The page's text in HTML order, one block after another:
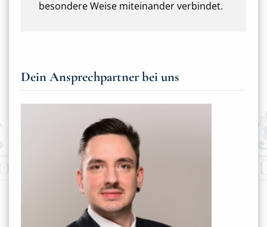
besondere Weise miteinander verbindet.
Dein Ansprechpartner bei uns